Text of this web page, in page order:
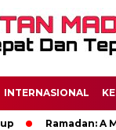
INTERNASIONAL
Ramadan: A Month